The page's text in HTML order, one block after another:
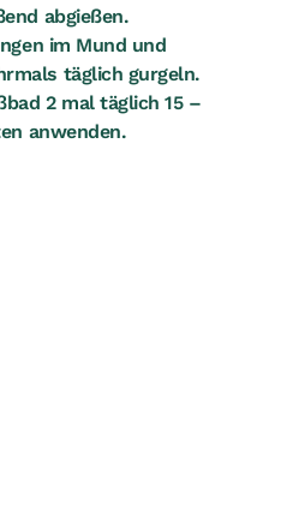
abgießen.
im Mund und
täglich gurgeln.
2 mal täglich 15 –
anwenden.